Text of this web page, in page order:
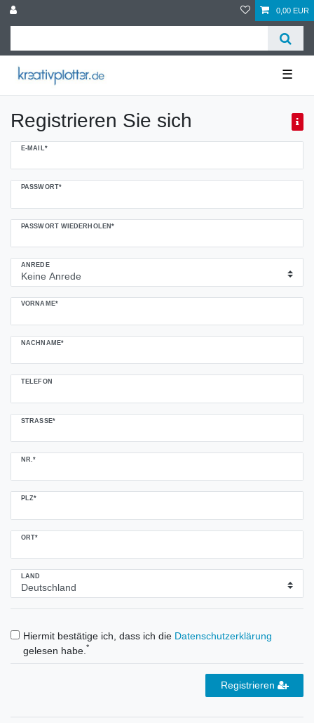
0,00 EUR
☰
Registrieren Sie sich
E-MAIL*
PASSWORT*
PASSWORT WIEDERHOLEN*
Honig
ANREDE
VORNAME*
NACHNAME*
TELEFON
STRASSE*
NR.*
PLZ*
ORT*
LAND
Hiermit bestätige ich, dass ich die Daten­schutz­erklärung
gelesen habe. *
Registrieren